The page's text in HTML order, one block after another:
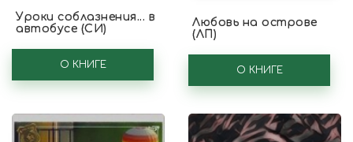
Уроки соблазнения... в
автобусе (СИ)
О КНИГЕ
Любовь на острове
(ЛП)
О КНИГЕ